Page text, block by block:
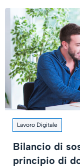
Lavoro Digitale
Bilancio di
principio di